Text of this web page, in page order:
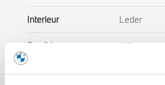
Interieur Leder
Btw/Marge BTW